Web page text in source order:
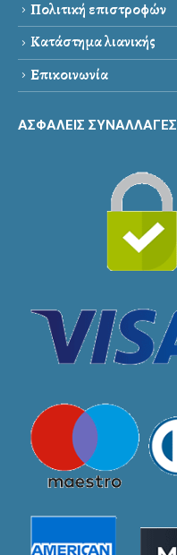
Πολιτική επιστροφών
Κατάστημα λιανικής
Επικοινωνία
ΑΣΦΑΛΕΙΣ ΣΥΝΑΛΛΑΓΕΣ